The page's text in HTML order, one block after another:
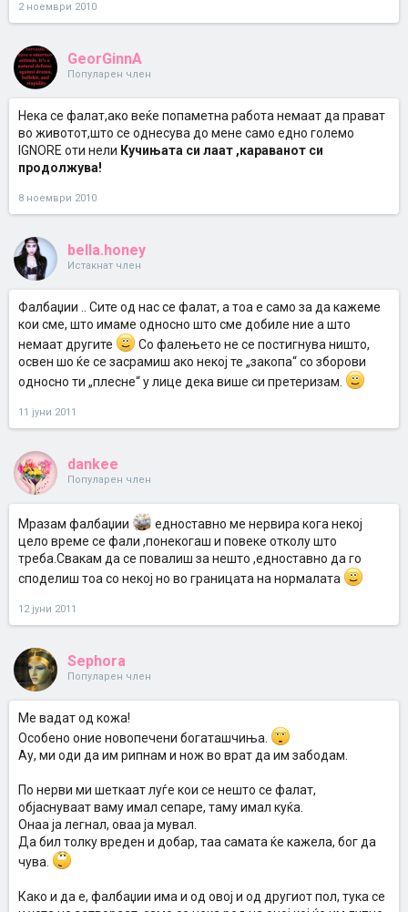
2 ноември 2010
GeorGinnA
Популарен член
Нека се фалат,ако веќе попаметна работа немаат да прават
во животот,што се однесува до мене само едно големо
IGNORE оти нели Кучињата си лаат ,караванот си
продолжува!
8 ноември 2010
bella.honey
Истакнат член
Фалбаџии .. Сите од нас се фалат, а тоа е само за да кажеме
кои сме, што имаме односно што сме добиле ние а што
немаат другите
Со фалењето не се постигнува ништо,
освен шо ќе се засрамиш ако некој те „закопа“ со зборови
односно ти „плесне“ у лице дека више си претеризам.
11 јуни 2011
dankee
Популарен член
Мразам фалбаџии
едноставно ме нервира кога некој
цело време се фали ,понекогаш и повеке отколу што
треба.Свакам да се повалиш за нешто ,едноставно да го
споделиш тоа со некој но во границата на нормалата
12 јуни 2011
Sephora
Популарен член
Ме вадат од кожа!
Особено оние новопечени богаташчиња.
Ау, ми оди да им рипнам и нож во врат да им забодам.
По нерви ми шеткаат луѓе кои се нешто се фалат,
објаснуваат ваму имал сепаре, таму имал куќа.
Онаа ја легнал, оваа ја мувал.
Да бил толку вреден и добар, таа самата ќе кажела, бог да
чува.
Како и да е, фалбаџии има и од овој и од другиот пол, тука се